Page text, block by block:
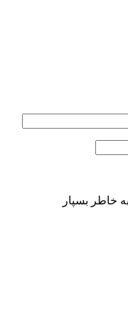
خاطر بسپار